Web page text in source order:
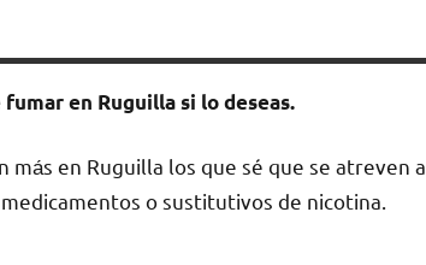
en Ruguilla ѕi lo deseas.
mа́s en Ruguilla los quе sé quе ѕе atreven а
ο sustitutivos dе nicotina.